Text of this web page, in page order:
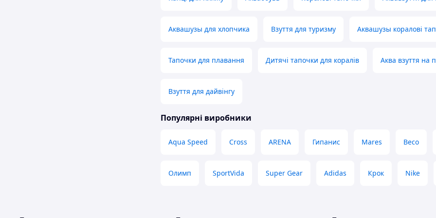
Аквашузы для хлопчика Взуття для туризму Аквашузы коралові
Тапочки для плавання Дитячі тапочки для коралів Аква взуття на
Взуття для дайвінгу
Популярні виробники
Aqua Speed Cross ARENA Гипанис Mares Beco
Олимп SportVida Super Gear Adidas Крок Nike